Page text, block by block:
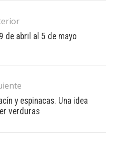
de abril al 5 de mayo
y espinacas. Una idea
verduras